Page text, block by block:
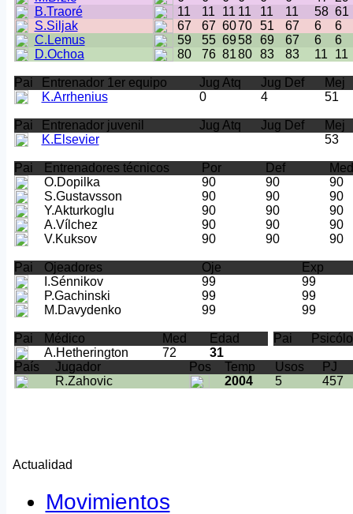
B.Traoré
11 11 11 11 11 11 58 61
S.Siljak
67 67 6070 51 67 6
6
C.Lemus
59 55 6958 69 67 6
6
D.Ochoa
80 76 8180 83 83 11 11
Pai Entrenador 1er equipo Jug Atq Jug Def
Mej
K.Arrhenius
0 4 51
Pai Entrenador juvenil Jug Atq Jug Def
Mej
K.Elsevier
53
Pai Entrenadores técnicos Por Def
Med
O.Dopilka
90 90
90
S.Gustavsson
90 90
90
Y.Akturkoglu
90 90
90
A.Vílchez
90 90
90
V.Kuksov
90 90 90
Pai Ojeadores Oje
Exp
I.Sénnikov
99
99
P.Gachinski
99
99
M.Davydenko
99 99
Pai Médico Med Edad Pai
A.Hetherington
72
31
País
Jugador Pos Temp Usos
PJ
R.Zahovic
2004 5 457
Actualidad
Movimientos